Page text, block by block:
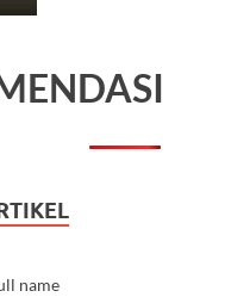
name